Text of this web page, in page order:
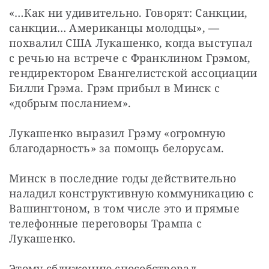
«…Как ни удивительно. Говорят: Санкции,
санкции… Американцы молодцы», —
похвалил США Лукашенко, когда выступал
с речью на встрече с Франклином Грэмом,
гендиректором Евангелистской ассоциации
Билли Грэма. Грэм прибыл в Минск с
«добрым посланием».
Лукашенко выразил Грэму «огромную
благодарность» за помощь белорусам.
Минск в последние годы действительно
наладил конструктивную коммуникацию с
Вашингтоном, в том числе это и прямые
телефонные переговоры Трампа с
Лукашенко.